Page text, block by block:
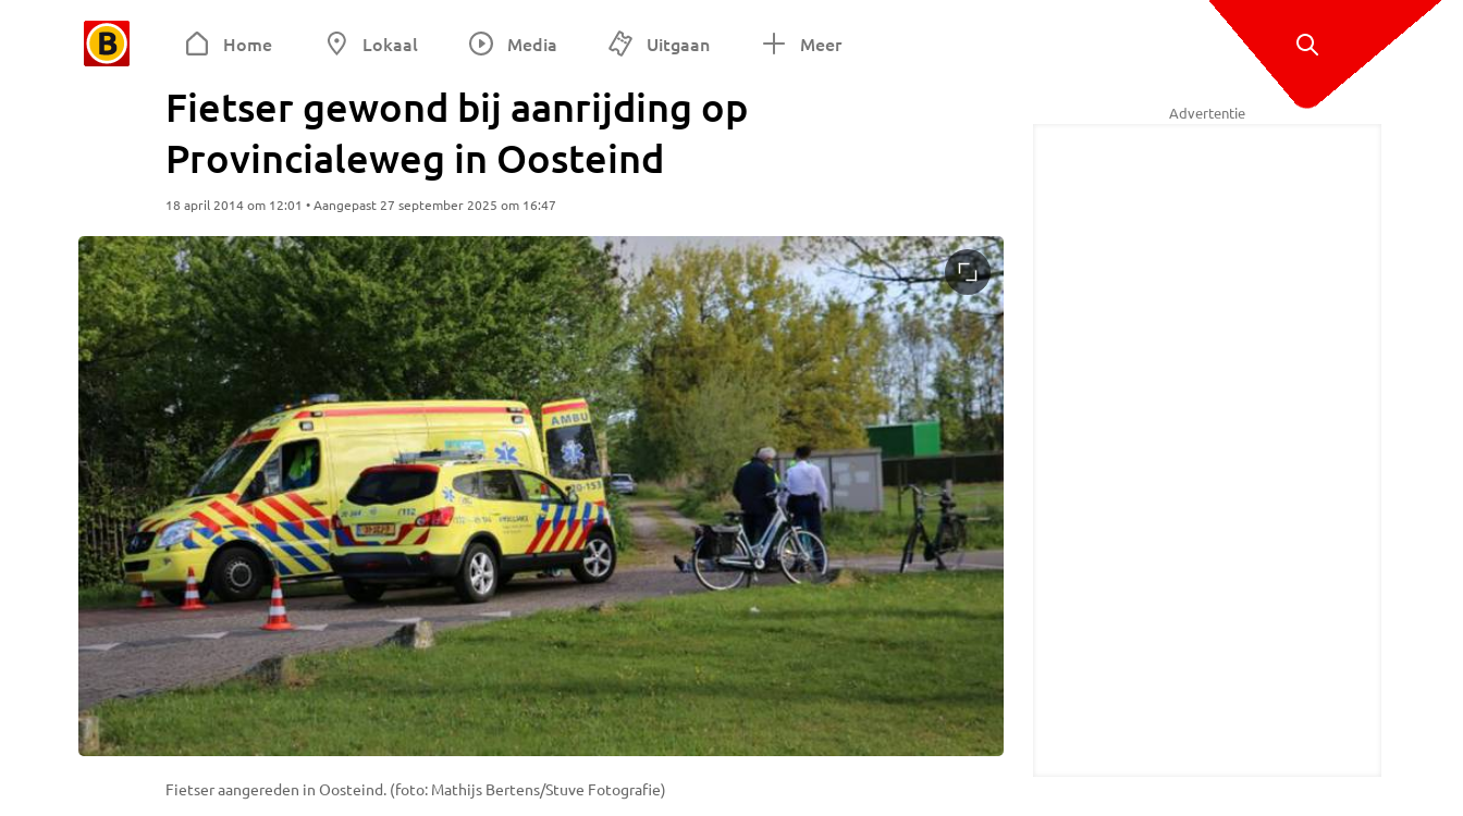
Home Lokaal Media Uitgaan Meer
Fietser gewond bij aanrijding op
Provincialeweg in Oosteind
18 april 2014 om 12:01 • Aangepast 27 september 2025 om 16:47
Fietser aangereden in Oosteind. (foto: Mathijs Bertens/Stuve Fotografie)
Advertentie